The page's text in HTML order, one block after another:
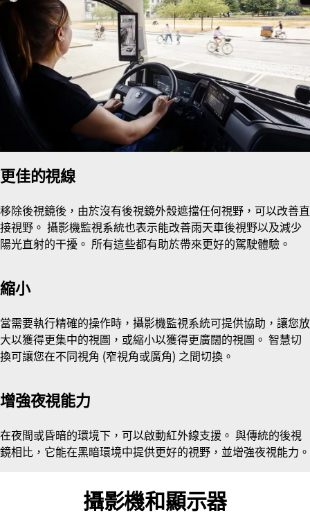
更佳的視線
移除後視鏡後，由於沒有後視鏡外殼遮擋任何視野，可以改善直
接視野。 攝影機監視系統也表示能改善雨天車後視野以及減少
陽光直射的干擾。 所有這些都有助於帶來更好的駕駛體驗。
縮小
當需要執行精確的操作時，攝影機監視系統可提供協助，讓您放
大以獲得更集中的視圖，或縮小以獲得更廣闊的視圖。 智慧切
換可讓您在不同視角 (窄視角或廣角) 之間切換。
增強夜視能力
在夜間或昏暗的環境下，可以啟動紅外線支援。 與傳統的後視
鏡相比，它能在黑暗環境中提供更好的視野，並增強夜視能力。
攝影機和顯示器